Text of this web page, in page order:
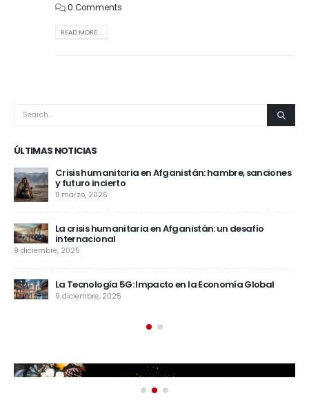
0 Comments
READ MORE...
ÚLTIMAS NOTICIAS
sanciones
desafío
Global
El sorpresivo anuncio de separación de
su pareja
9 diciembre, 2025
Acuerdo nuclear con Irán: ¿una
El Efecto de la Pandemia en los Eventos